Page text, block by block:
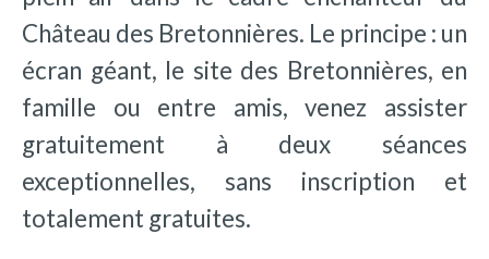
Château des Bretonnières. Le principe : un
écran géant, le site des Bretonnières, en
famille ou entre amis, venez assister
gratuitement à deux séances
exceptionnelles, sans inscription et
totalement gratuites.